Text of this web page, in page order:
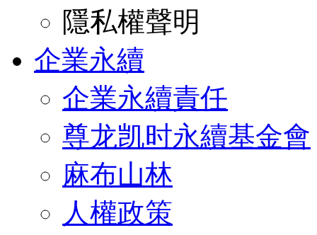
隱私權聲明
企業永續
企業永續責任
尊龙凯时永續基金會
麻布山林
人權政策